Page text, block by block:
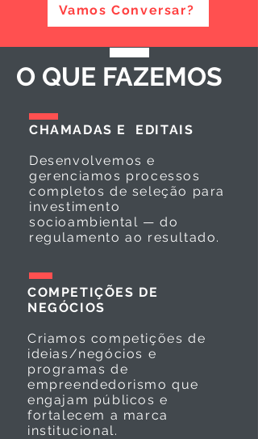
Vamos Conversar?
O QUE FAZEMOS
CHAMADAS E EDITAIS
Desenvolvemos e
gerenciamos processos
completos de seleção para
investimento
socioambiental — do
regulamento ao resultado.
COMPETIÇÕES DE
NEGÓCIOS
Criamos competições de
ideias/negócios e
programas de
empreendedorismo que
engajam públicos e
fortalecem a marca
institucional.